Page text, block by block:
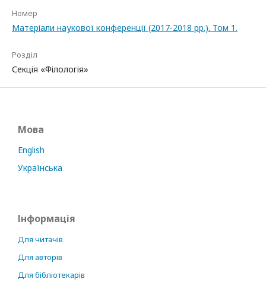
Номер
Матеріали наукової конференції (2017-2018 рр.). Том 1.
Розділ
Секція «Філологія»
Мова
English
Українська
Інформація
Для читачів
Для авторів
Для бібліотекарів